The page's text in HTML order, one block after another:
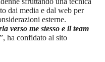
dai media e dal web per
esterne.
verso me stesso e il team
”, ha confidato al sito